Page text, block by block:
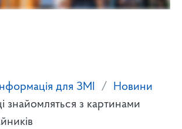
для ЗМІ
Новини
знайомляться з картинами